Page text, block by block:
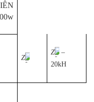
Z
Z
–
20kH